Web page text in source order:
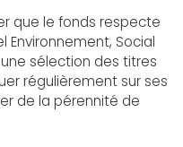
que le fonds respecte
Environnement, Social
sélection des titres
régulièrement sur ses
de la pérennité de